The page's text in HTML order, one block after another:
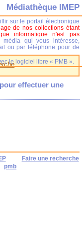
effectuer une
Faire une recherche
pmb
Médiathèque IMEP
sur le portail électronique
de nos collections étant
informatique n'est pas
qui vous intéresse,
ou par téléphone pour de
le logiciel libre « PMB ».